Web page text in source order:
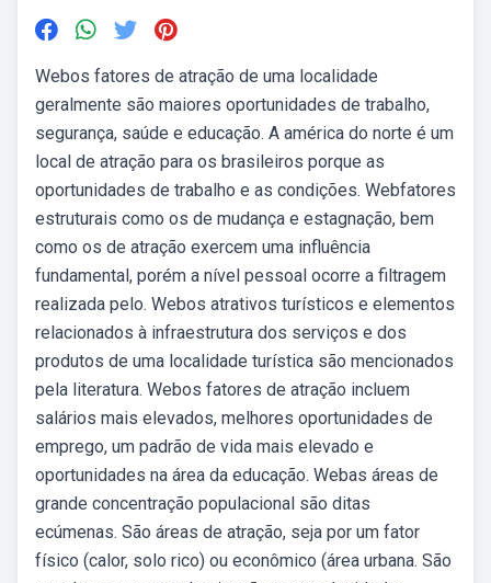
Webos fatores de atração de uma localidade
geralmente são maiores oportunidades de trabalho,
segurança, saúde e educação. A américa do norte é um
local de atração para os brasileiros porque as
oportunidades de trabalho e as condições. Webfatores
estruturais como os de mudança e estagnação, bem
como os de atração exercem uma influência
fundamental, porém a nível pessoal ocorre a filtragem
realizada pelo. Webos atrativos turísticos e elementos
relacionados à infraestrutura dos serviços e dos
produtos de uma localidade turística são mencionados
pela literatura. Webos fatores de atração incluem
salários mais elevados, melhores oportunidades de
emprego, um padrão de vida mais elevado e
oportunidades na área da educação. Webas áreas de
grande concentração populacional são ditas
ecúmenas. São áreas de atração, seja por um fator
físico (calor, solo rico) ou econômico (área urbana. São